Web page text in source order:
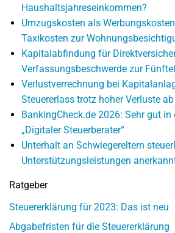
Haushaltsjahreseinkommen?
Umzugskosten als
Taxikosten zur
Kapitalabfindung für
Verfassungsbeschwerde zur
Verlustverrechnung bei
Steuererlass trotz hoher Verluste ab
BankingCheck.de 2026: Sehr gut in
„Digitaler Steuerberater“
Unterhalt an Schwiegereltern
Unterstützungsleistungen
Ratgeber
Steuererklärung für 2023: Das ist neu
Abgabefristen für die Steuererklärung